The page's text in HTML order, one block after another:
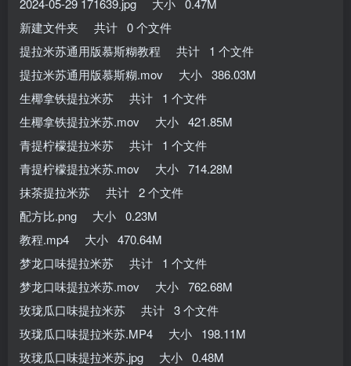
2024-05-29 171639.jpg 大小 0.47M
新建文件夹 共计 0 个文件
提拉米苏通用版慕斯糊教程 共计 1 个文件
提拉米苏通用版慕斯糊.mov 大小 386.03M
生椰拿铁提拉米苏 共计 1 个文件
生椰拿铁提拉米苏.mov 大小 421.85M
青提柠檬提拉米苏 共计 1 个文件
青提柠檬提拉米苏.mov 大小 714.28M
抹茶提拉米苏 共计 2 个文件
配方比.png 大小 0.23M
教程.mp4 大小 470.64M
梦龙口味提拉米苏 共计 1 个文件
梦龙口味提拉米苏.mov 大小 762.68M
玫珑瓜口味提拉米苏 共计 3 个文件
玫珑瓜口味提拉米苏.MP4 大小 198.11M
玫珑瓜口味提拉米苏.jpg 大小 0.48M